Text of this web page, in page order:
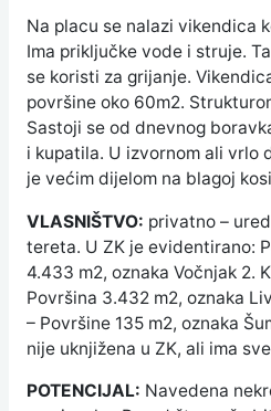
Na placu se nalazi vikendica
Ima priključke vode i struje.
se koristi za grijanje.
površine oko 60m2.
Sastoji se od dnevnog
i kupatila. U izvornom ali vrlo
je većim dijelom na blagoj
VLASNIŠTVO: privatno –
tereta. U ZK je evidentirano:
4.433 m2, oznaka Vočnjak 2.
Površina 3.432 m2, oznaka
– Površine 135 m2, oznaka
nije uknjižena u ZK, ali ima
POTENCIJAL: Navedena